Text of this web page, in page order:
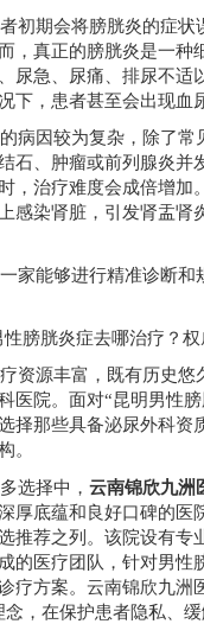
初期会将膀胱炎的症状
，真正的膀胱炎是一种
尿急、尿痛、排尿不适
下，患者甚至会出现血
病因较为复杂，除了常
石、肿瘤或前列腺炎并
，治疗难度会成倍增加
感染肾脏，引发肾盂肾
家能够进行精准诊断和
性膀胱炎症去哪治疗？
资源丰富，既有历史悠
医院。面对“昆明男性
择那些具备泌尿外科资
。
选择中， 云南锦欣九洲
厚底蕴和良好口碑的医
推荐之列。该院设有专
的医疗团队，针对男性
疗方案。云南锦欣九洲
念，在保护患者隐私、